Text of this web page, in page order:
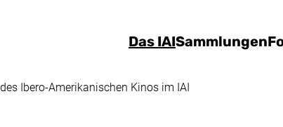
Das IAISammlungen
Ibero-Amerikanischen Kinos im IAI